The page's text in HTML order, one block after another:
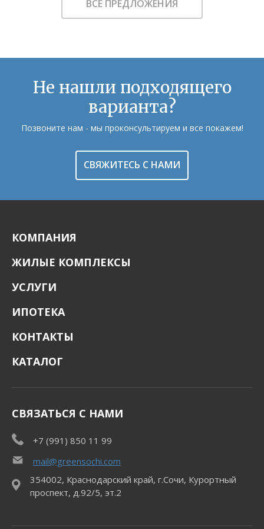
ВСЕ ПРЕДЛОЖЕНИЯ
Не нашли подходящего
варианта?
Позвоните нам - мы проконсультируем и все покажем!
СВЯЖИТЕСЬ С НАМИ
КОМПАНИЯ
ЖИЛЫЕ КОМПЛЕКСЫ
УСЛУГИ
ИПОТЕКА
КОНТАКТЫ
КАТАЛОГ
СВЯЗАТЬСЯ С НАМИ
+7 (991) 850 11 99
mail@greensochi.com
354002, Краснодарский край, г.Сочи, Курортный
проспект, д.92/5, эт.2